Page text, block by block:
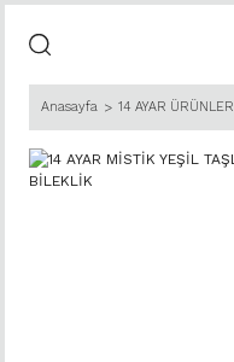
Anasayfa 14 AYAR ÜRÜNLER